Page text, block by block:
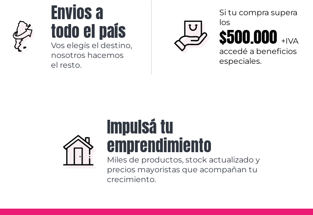
Envios a
todo el país
Vos elegís el destino,
nosotros hacemos
el resto.
Si tu compra supera
los
$500.000 +IVA
accedé a beneficios
especiales.
Impulsá tu
emprendimiento
Miles de productos, stock actualizado y
precios mayoristas que acompañan tu
crecimiento.